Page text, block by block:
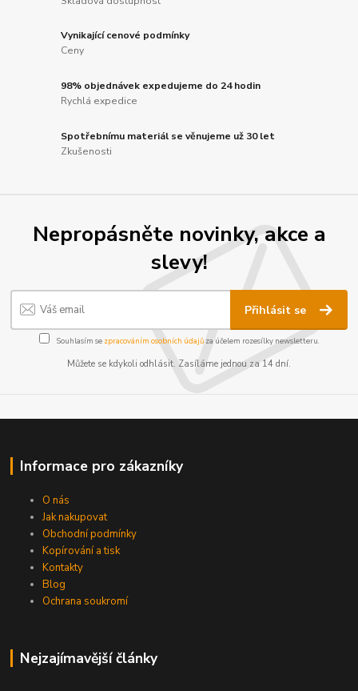
Vynikající cenové podmínky
Ceny
98% objednávek expedujeme do 24 hodin
Rychlá expedice
Spotřebnímu materiál se věnujeme už 30 let
Zkušenosti
Nepropásněte novinky, akce a
slevy!
Přihlásit se
Souhlasím se zpracováním osobních údajůza účelem rozesílky newsletteru.
Můžete se kdykoli odhlásit. Zasíláme jednou za 14 dní.
Informace pro zákazníky
O nás
Jak nakupovat
Obchodní podmínky
Kopírování a tisk
Kontakty
Blog
Ochrana soukromí
Nejzajímavější články